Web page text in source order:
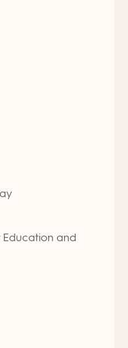
and